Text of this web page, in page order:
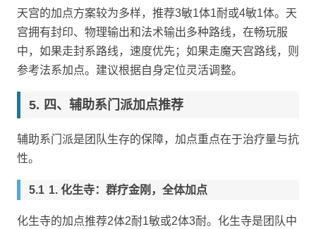
天宫的加点方案较为多样，推荐3敏1体1耐或4敏1体。天
宫拥有封印、物理输出和法术输出多种路线，在畅玩服
中，如果走封系路线，速度优先；如果走魔天宫路线，则
参考法系加点。建议根据自身定位灵活调整。
四、辅助系门派加点推荐
辅助系门派是团队生存的保障，加点重点在于治疗量与抗
性。
1. 化生寺：群疗金刚，全体加点
化生寺的加点推荐2体2耐1敏或2体3耐。化生寺是团队中